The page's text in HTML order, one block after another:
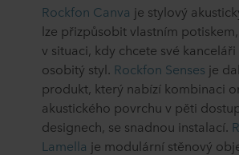
Rockfon Canva je stylový
lze přizpůsobit vlastním
v situaci, kdy chcete své
osobitý styl. Rockfon Senses je
produkt, který nabízí kombinaci
akustického povrchu v pěti
designech, se snadnou instalací.
Lamella je modulární stěnový